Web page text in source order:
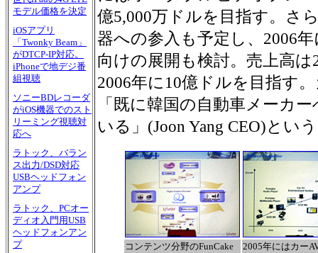
モデル価格を決定
iOSアプリ
「Twonky Beam」
がDTCP-IP対応。
iPhoneで地デジ番
組視聴
ソニーBDレコーダ
がiOS機器でのスト
リーミング視聴対
応へ
ラトック、バラン
ス出力/DSD対応
USBヘッドフォン
アンプ
ラトック、PCオー
ディオ入門用USB
ヘッドフォンアン
プ
億5,000万ドルを目指す。さ
器への参入も予定し、2006
向けの展開も検討。売上高は
2006年に10億ドルを目指す
「既に韓国の自動車メーカ
いる」(Joon Yang CEO)とい
コンテンツ分野のFunCake
2005年にはカー